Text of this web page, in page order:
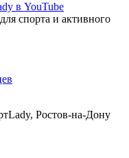
спорта и активного